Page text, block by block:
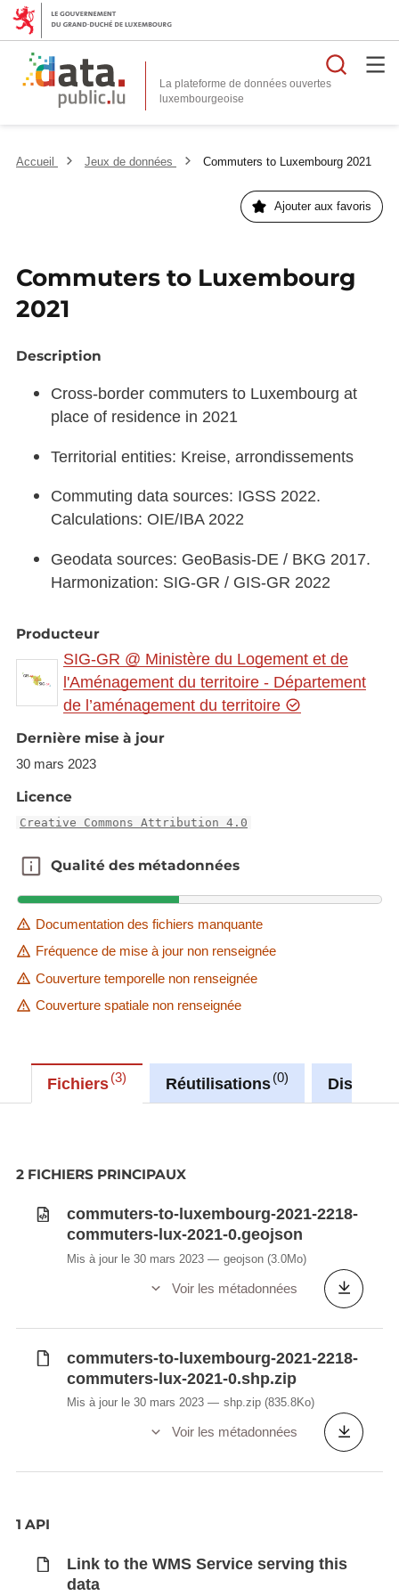
La plateforme de données ouvertes
Accueil Jeux de données Commuters to Luxembourg 2021
Ajouter aux favoris
Commuters to Luxembourg
2021
Description
Cross-border commuters to Luxembourg at
place of residence in 2021
Territorial entities: Kreise, arrondissements
Commuting data sources: IGSS 2022.
Calculations: OIE/IBA 2022
Geodata sources: GeoBasis-DE / BKG 2017.
Harmonization: SIG-GR / GIS-GR 2022
Producteur
SIG-GR @ Ministère du Logement et de
l'Aménagement du territoire - Département
de l’aménagement du territoire
Dernière mise à jour
30 mars 2023
Licence
Creative Commons Attribution 4.0
Qualité des métadonnées
Qualité des métadonnées
Documentation des fichiers manquante
Fréquence de mise à jour non renseignée
Couverture temporelle non renseignée
Couverture spatiale non renseignée
Fichiers 3 Réutilisations 0
2 FICHIERS PRINCIPAUX
commuters-to-luxembourg-2021-2218-
commuters-lux-2021-0.geojson
Mis à jour le 30 mars 2023 geojson (3.0Mo)
Voir les métadonnées
commuters-to-luxembourg-2021-2218-
commuters-lux-2021-0.shp.zip
Mis à jour le 30 mars 2023 shp.zip (835.8Ko)
Voir les métadonnées
1 API
Link to the WMS Service serving this
data